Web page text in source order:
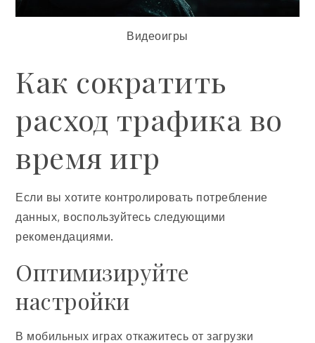
Видеоигры
Как сократить
расход трафика во
время игр
Если вы хотите контролировать потребление
данных, воспользуйтесь следующими
рекомендациями.
Оптимизируйте
настройки
В мобильных играх откажитесь от загрузки